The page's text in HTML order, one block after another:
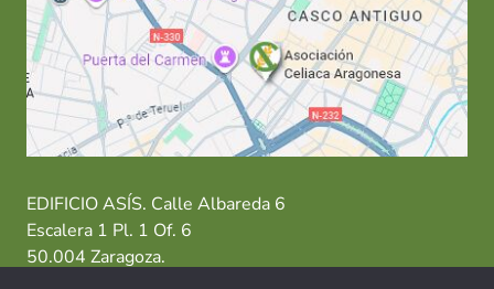
EDIFICIO ASÍS. Calle Albareda 6
Escalera 1 Pl. 1 Of. 6
50.004 Zaragoza.